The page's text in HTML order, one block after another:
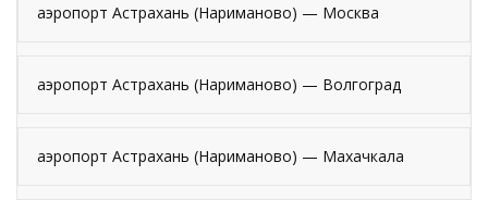
аэропорт Астрахань (Нариманово) — Москва
аэропорт Астрахань (Нариманово) — Волгоград
аэропорт Астрахань (Нариманово) — Махачкала